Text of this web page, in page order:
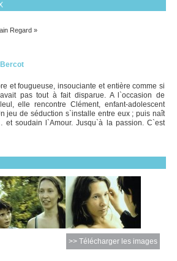
Regard »
et fougueuse, insouciante et entière comme si
pas tout à fait disparue. A l`occasion de
elle rencontre Clément, enfant-adolescent
jeu de séduction s`installe entre eux ; puis naît
soudain l`Amour. Jusqu`à la passion. C`est
>> Télécharger les images